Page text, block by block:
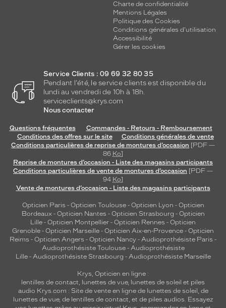
Charte de confidentialité
Mentions Légales
Politique des Cookies
Conditions générales d'utilisation
Accessibilité
Gérer les cookies
Service Clients : 09 69 32 80 35
Pendant l'été, le service clients est disponible du
lundi au vendredi de 10h à 18h.
serviceclients@krys.com
Nous contacter
Questions fréquentes
Commandes - Retours - Remboursement
Conditions des offres sur le site
Conditions générales de vente
Conditions particulières de reprise de montures d’occasion [PDF —
86 Ko]
Reprise de montures d’occasion - Liste des magasins participants
Conditions particulières de vente de montures d’occasion [PDF —
94 Ko]
Vente de montures d’occasion - Liste des magasins participants
Opticien Paris - Opticien Toulouse- Opticien Lyon - Opticien
Bordeaux- Opticien Nantes - Opticien Strasbourg - Opticien
Lille - Opticien Montpellier - Opticien Rennes - Opticien
Grenoble - Opticien Marseille - Opticien Aix-en-Provence - Opticien
Reims - Opticien Angers - Opticien Nancy - Audioprothésiste Paris -
Audioprothésiste Toulouse- Audioprothésiste
Lille- Audioprothésiste Strasbourg - Audioprothésiste Marseille
Krys, Opticien en ligne :
lentilles de contact, lunettes de vue, lunettes de soleil et piles
audio Krys.com : Site de vente en ligne de lunettes de soleil, de
lunettes de vue, de lentilles de contact, et de piles audios. Essayez